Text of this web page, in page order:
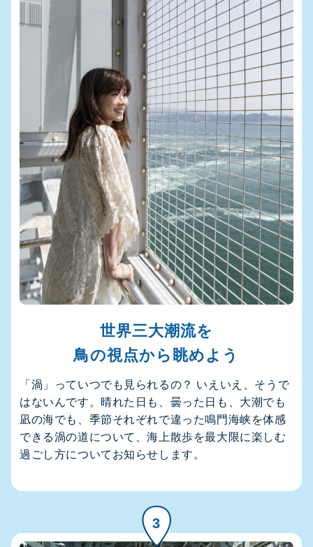
世界三大潮流を
鳥の視点から眺めよう
「渦」っていつでも見られるの？ いえいえ、そうで
はないんです。晴れた日も、曇った日も、大潮でも
凪の海でも、季節それぞれで違った鳴門海峡を体感
できる渦の道について、海上散歩を最大限に楽しむ
過ごし方についてお知らせします。